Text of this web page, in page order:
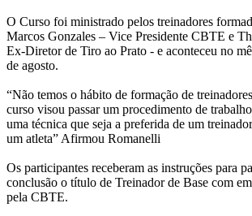
O Curso foi ministrado pelos treinadores
Marcos Gonzales – Vice Presidente CBTE e
Ex-Diretor de Tiro ao Prato - e aconteceu no
de agosto.
“Não temos o hábito de formação de
curso visou passar um procedimento de
uma técnica que seja a preferida de um
um atleta” Afirmou Romanelli
Os participantes receberam as instruções para
conclusão o título de Treinador de Base com
pela CBTE.